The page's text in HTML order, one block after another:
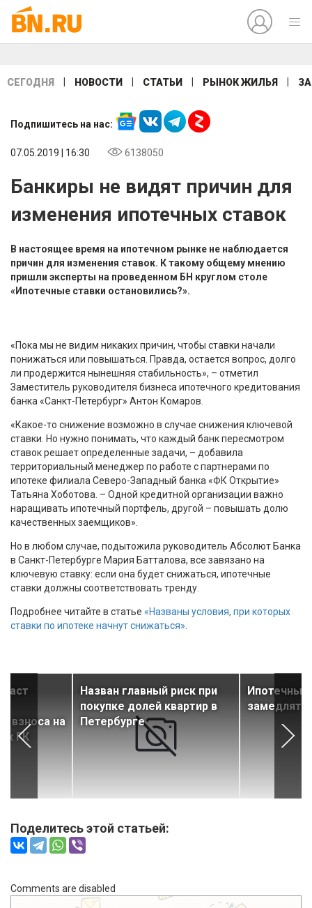
СЕГОДНЯ НОВОСТИ СТАТЬИ РЫНОК ЖИЛЬЯ
Подпишитесь на нас:
07.05.2019 | 16:30 6138050
Банкиры не видят причин для
изменения ипотечных ставок
В настоящее время на ипотечном рынке не наблюдается
причин для изменения ставок. К такому общему мнению
пришли эксперты на проведенном БН круглом столе
«Ипотечные ставки остановились?».
«Пока мы не видим никаких причин, чтобы ставки начали
понижаться или повышаться. Правда, остается вопрос, долго
ли продержится нынешняя стабильность», – отметил
Заместитель руководителя бизнеса ипотечного кредитования
банка «Санкт-Петербург» Антон Комаров.
«Какое-то снижение возможно в случае снижения ключевой
ставки. Но нужно понимать, что каждый банк пересмотром
ставок решает определенные задачи, – добавила
территориальный менеджер по работе с партнерами по
ипотеке филиала Северо-Западный банка «ФК Открытие»
Татьяна Хоботова. – Одной кредитной организации важно
наращивать ипотечный портфель, другой – повышать долю
качественных заемщиков».
Но в любом случае, подытожила руководитель Абсолют Банка
в Санкт-Петербурге Мария Батталова, все завязано на
ключевую ставку: если она будет снижаться, ипотечные
ставки должны соответствовать тренду.
Подробнее читайте в статье «Названы условия, при которых
ставки по ипотеке начнут снижаться»
взноса на
ГК
Назван главный риск при
покупке долей квартир в
Петербурге
Ипотечный
Поделитесь этой статьей:
Comments are disabled